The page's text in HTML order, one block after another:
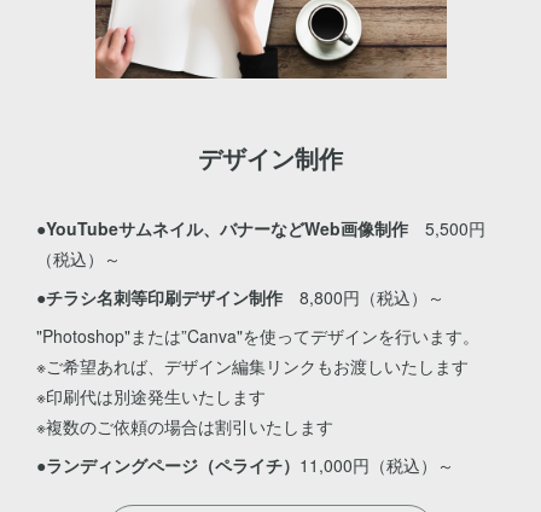
デザイン制作
●YouTubeサムネイル、バナーなどWeb画像制作 5,500円
（税込）～
●チラシ名刺等印刷デザイン制作 8,800円（税込）～
"Photoshop"または”Canva"を使ってデザインを行います。
※ご希望あれば、デザイン編集リンクもお渡しいたします
※印刷代は別途発生いたします
※複数のご依頼の場合は割引いたします
●ランディングページ（ペライチ） 11,000円（税込）～